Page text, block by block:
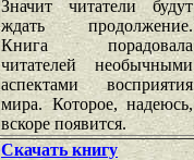
Значит читатели будут
ждать продолжение.
Книга порадовала
читателей необычными
аспектами восприятия
мира. Которое, надеюсь,
вскоре появится.
Скачать книгу